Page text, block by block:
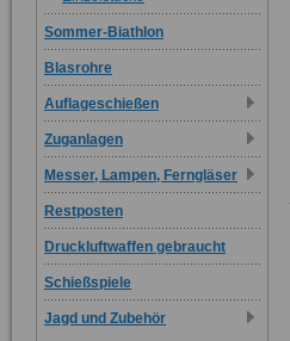
Sommer-Biathlon
Blasrohre
Auflageschießen
Zuganlagen
Messer, Lampen, Ferngläser
Restposten
Druckluftwaffen gebraucht
Schießspiele
Jagd und Zubehör